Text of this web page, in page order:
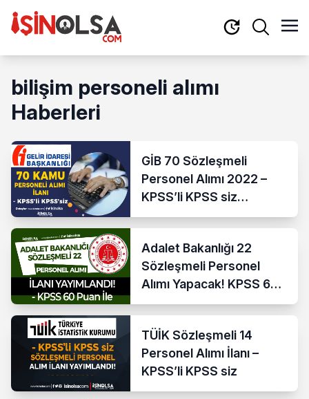
bilişim personeli alımı
Haberleri
GİB 70 Sözleşmeli
Personel Alımı 2022 –
KPSS’li KPSS siz
Başvuru
Adalet Bakanlığı 22
Sözleşmeli Personel
Alımı Yapacak! KPSS 60
Taban Puan!
TÜİK Sözleşmeli 14
Personel Alımı İlanı –
KPSS’li KPSS siz